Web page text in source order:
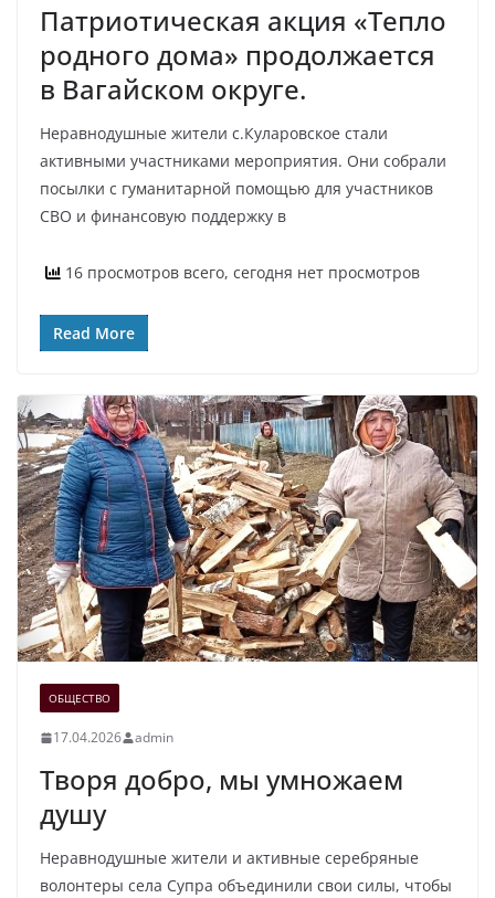
Патриотическая акция «Тепло
родного дома» продолжается
в Вагайском округе.
Неравнодушные жители с.Куларовское стали
активными участниками мероприятия. Они собрали
посылки с гуманитарной помощью для участников
СВО и финансовую поддержку в
16 просмотров всего, сегодня нет просмотров
Read More
ОБЩЕСТВО
17.04.2026 admin
Творя добро, мы умножаем
душу
Неравнодушные жители и активные серебряные
волонтеры села Супра объединили свои силы, чтобы